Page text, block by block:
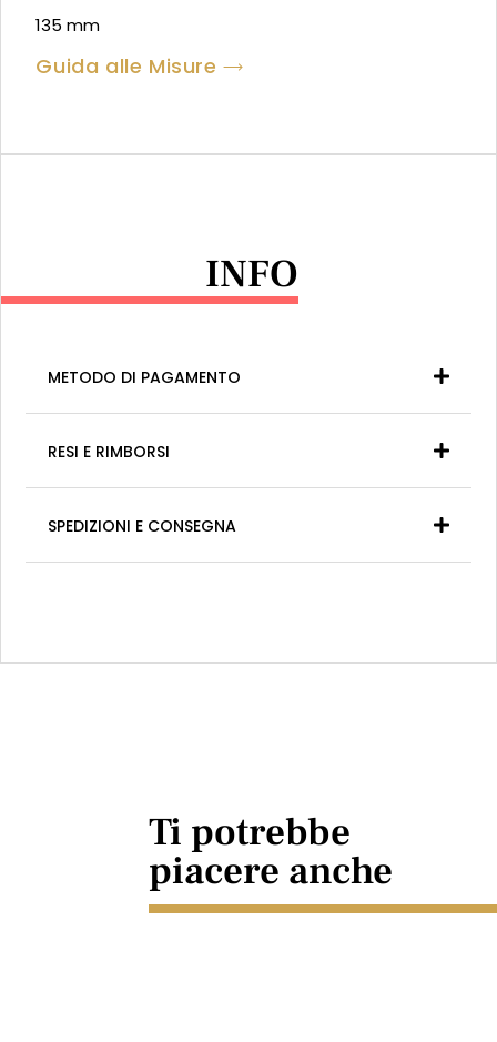
135 mm
Guida alle Misure
INFO
METODO DI PAGAMENTO
RESI E RIMBORSI
SPEDIZIONI E CONSEGNA
Ti potrebbe
piacere anche